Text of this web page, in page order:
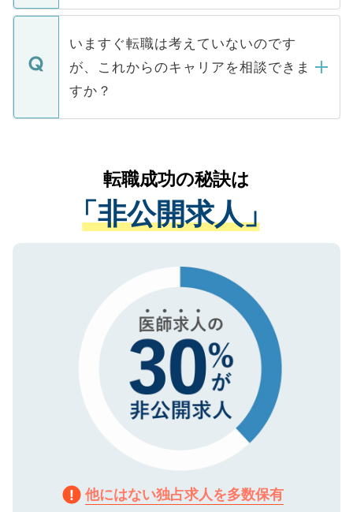
関を公にしてしまうと、応募が殺到する場
に、医療機関が求める条件に合った人材の
みを人材紹介会社に依頼するケースが増え
ています。
定を承諾する必要はありません。内定先へ
の辞退の連絡はキャリアパートナーが行い
ますので、ご安心ください。
個人情報が漏えいすることはありませんの
で、ご安心ください。当サイトからの登録
などで収集したご登録者様の個人情報は、
ご本人のキャリアアップおよび転職活動の
支援を目的に使用いたします。お預かりし
ているすべての個人データはご本人の許可
は、個人情報の取り扱いについての厳密な
管理基準を満たした事業者のみに付与され
る、プライバシーマークを取得済みです。
ご登録いただいた個人情報は、SSL（デー
で、機密保持に関してもご安心ください。
いますぐ転職は考えていないのです
が、これからのキャリアを相談できま
すか？
かがいして、現在の医療機関の状況や紹介
経験をまじえながら、適切なアドバイスを
させていただきます。すぐにご転職をされ
ない方には、長期的なサポートが可能です
ので、まずはご登録ください。
転職成功の秘訣は
「非公開求人」
他にはない独占求人を多数保有